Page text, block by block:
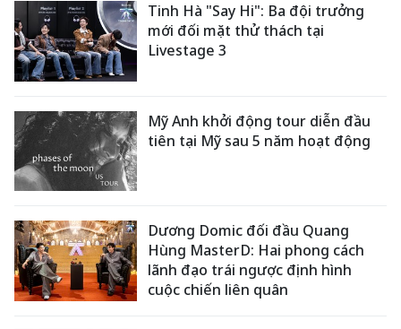
Tinh Hà "Say Hi": Ba đội trưởng
mới đối mặt thử thách tại
Livestage 3
Mỹ Anh khởi động tour diễn đầu
tiên tại Mỹ sau 5 năm hoạt động
Dương Domic đối đầu Quang
Hùng MasterD: Hai phong cách
lãnh đạo trái ngược định hình
cuộc chiến liên quân